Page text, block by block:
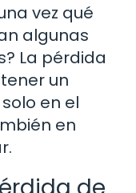
vez qué
algunas
La pérdida
un
en el
en